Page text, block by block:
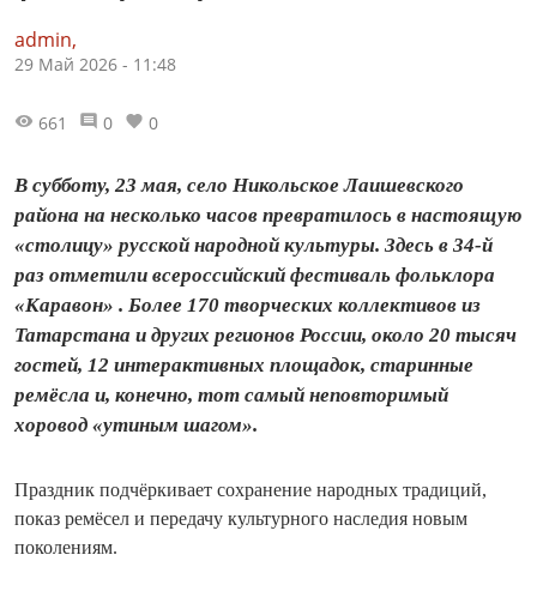
admin,
29 Май 2026 - 11:48
661 0 0
В субботу, 23 мая, село Никольское Лаишевского
района на несколько часов превратилось в настоящую
«столицу» русской народной культуры. Здесь в 34-й
раз отметили всероссийский фестиваль фольклора
«Каравон» . Более 170 творческих коллективов из
Татарстана и других регионов России, около 20 тысяч
гостей, 12 интерактивных площадок, старинные
ремёсла и, конечно, тот самый неповторимый
хоровод «утиным шагом».
Праздник подчёркивает сохранение народных традиций,
показ ремёсел и передачу культурного наследия новым
поколениям.